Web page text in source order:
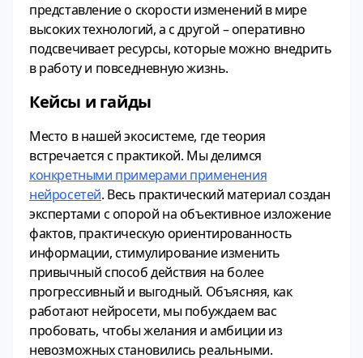
представление о скорости изменений в мире
высоких технологий, а с другой – оперативно
подсвечивает ресурсы, которые можно внедрить
в работу и повседневную жизнь.
Кейсы и гайды
Место в нашей экосистеме, где теория
встречается с практикой. Мы делимся
конкретными примерами применения
нейросетей. Весь практический материал создан
экспертами с опорой на объективное изложение
фактов, практическую ориентированность
информации, стимулирование изменить
привычный способ действия на более
прогрессивный и выгодный. Объясняя, как
работают нейросети, мы побуждаем вас
пробовать, чтобы желания и амбиции из
невозможных становились реальными.